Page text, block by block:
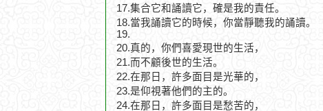
17.集合它和誦讀它，確是我的責任。
18.當我誦讀它的時候，你當靜聽我的誦讀。
19.
20.真的，你們喜愛現世的生活，
21.而不顧後世的生活。
22.在那日，許多面目是光華的，
23.是仰視著他們的主的。
24.在那日，許多面目是愁苦的，